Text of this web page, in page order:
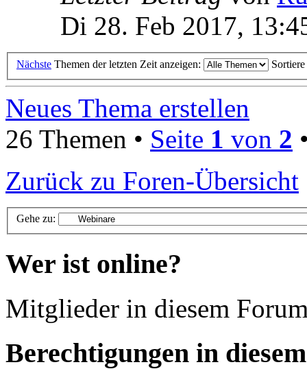
Di 28. Feb 2017,
Nächste Themen der letzten Zeit anzeigen:
Neues Thema erstellen
26 Themen • Seite 1 von 2
Zurück zu Foren-Übersicht
Gehe zu:
Wer ist online?
Mitglieder in diesem
Berechtigungen in